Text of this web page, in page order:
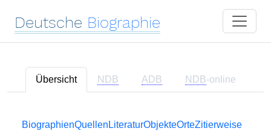
Deutsche Biographie
Übersicht NDB ADB NDB-online
BiographienQuellen LiteraturObjekteOrteZitierweise